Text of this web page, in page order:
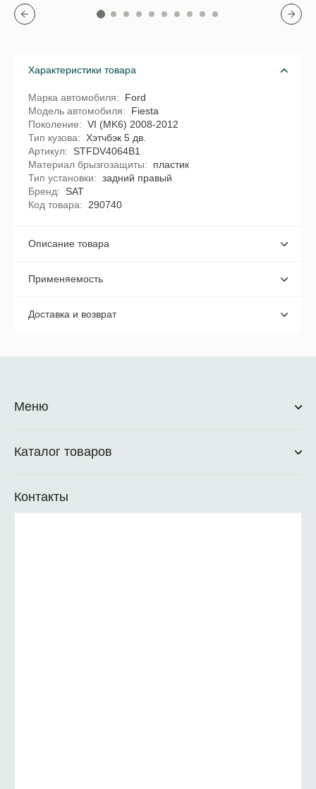
Характеристики товара
Марка автомобиля
Ford
Модель автомобиля
Fiesta
Поколение
VI (MK6) 2008-2012
Тип кузова
Хэтчбэк 5 дв.
Артикул
STFDV4064B1
Материал брызгозащиты
пластик
Тип установки
задний правый
Бренд
SAT
Код товара
290740
Описание товара
Применяемость
Доставка и возврат
Меню
Каталог товаров
Контакты